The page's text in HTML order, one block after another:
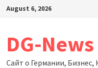
Zum
August 6, 2026
DG-News
Сайт о Германии,